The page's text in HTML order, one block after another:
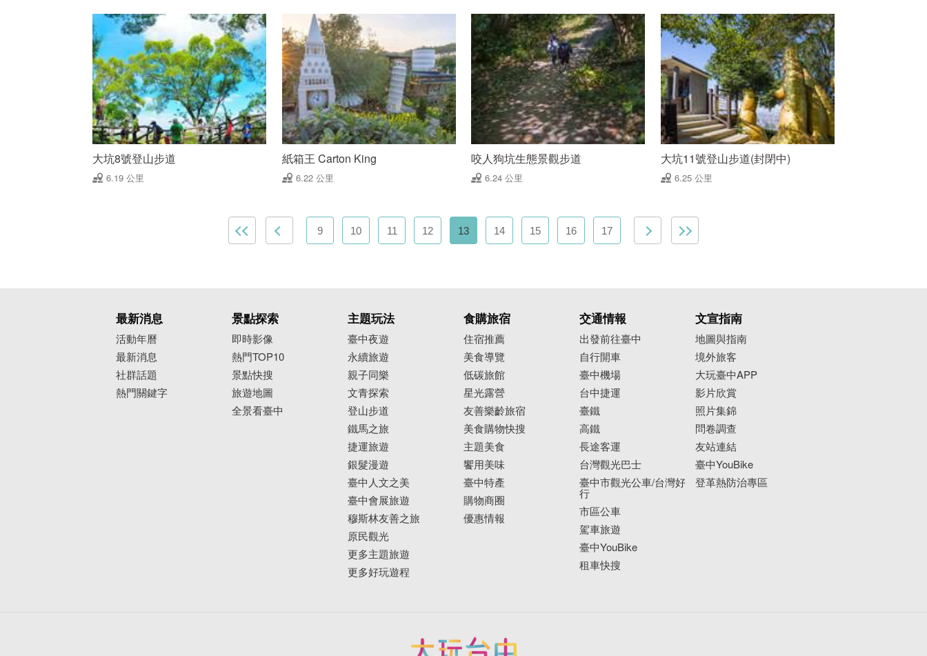
大坑8號登山步道
6.19 公里
紙箱王 Carton King
6.22 公里
咬人狗坑生態景觀步道
6.24 公里
大坑11號登山步道(封閉中)
6.25 公里
9 10 11 12 13 14 15 16 17
最新消息
活動年曆
最新消息
社群話題
熱門關鍵字
景點探索
即時影像
熱門TOP10
景點快搜
旅遊地圖
全景看臺中
主題玩法
臺中夜遊
永續旅遊
親子同樂
文青探索
登山步道
鐵馬之旅
捷運旅遊
銀髮漫遊
臺中人文之美
臺中會展旅遊
穆斯林友善之旅
原民觀光
更多主題旅遊
更多好玩遊程
食購旅宿
住宿推薦
美食導覽
低碳旅館
星光露營
友善樂齡旅宿
美食購物快搜
主題美食
饗用美味
臺中特產
購物商圈
優惠情報
交通情報
出發前往臺中
自行開車
臺中機場
台中捷運
臺鐵
高鐵
長途客運
台灣觀光巴士
臺中市觀光公車/台灣好
行
市區公車
駕車旅遊
臺中YouBike
租車快搜
文宣指南
地圖與指南
境外旅客
大玩臺中APP
影片欣賞
照片集錦
問卷調查
友站連結
臺中YouBike
登革熱防治專區